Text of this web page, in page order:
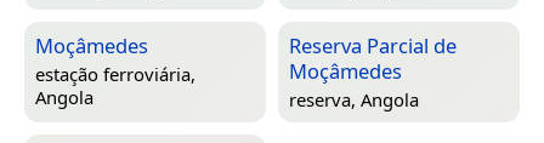
Moçâmedes
estação ferroviária,
Angola
Reserva Parcial de
Moçâmedes
reserva, Angola